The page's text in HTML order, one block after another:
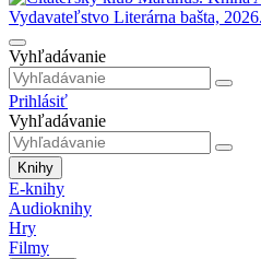
Vyhľadávanie
Prihlásiť
Vyhľadávanie
Knihy
E-knihy
Audioknihy
Hry
Filmy